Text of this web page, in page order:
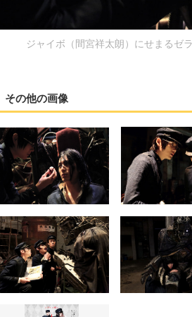
ジャイボ（間宮祥太朗）にせまる
その他の画像